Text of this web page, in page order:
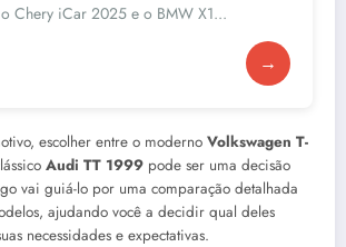
Chery iCar 2025 e o BMW X1...
→
escolher entre o moderno Volkswagen T-
Audi TT 1999 pode ser uma decisão
vai guiá-lo por uma comparação detalhada
ajudando você a decidir qual deles
necessidades e expectativas.